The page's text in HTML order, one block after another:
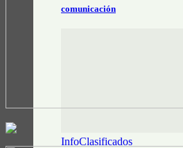
comunicación
InfoClasificados